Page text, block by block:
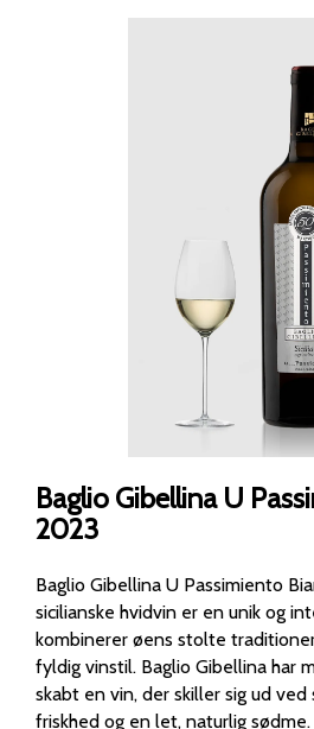
Baglio Gibellina U
2023
Baglio Gibellina U Passimiento
sicilianske hvidvin er en unik og
kombinerer øens stolte
fyldig vinstil. Baglio Gibellina har med "U Passimiento"
skabt en vin, der skiller sig ud
friskhed og en let, naturlig sødme. Profil og